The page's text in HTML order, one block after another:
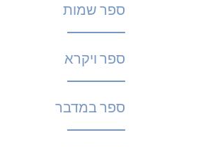
ספר שמות
ספר ויקרא
ספר במדבר